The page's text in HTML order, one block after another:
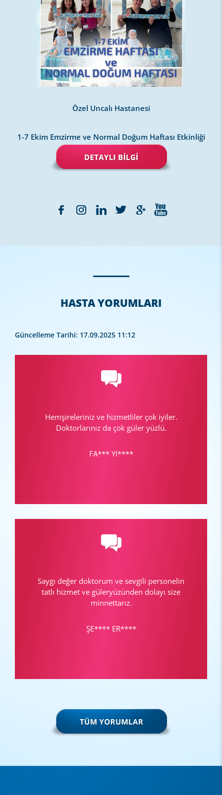
Özel Uncalı Hastanesi
1-7 Ekim Emzirme ve Normal Doğum Haftası Etkinliği
HASTA YORUMLARI
Güncelleme Tarihi: 17.09.2025 11:12
Hemşireleriniz ve hizmetliler çok iyiler.
Doktorlarınız da çok güler yüzlü.
FA*** YI****
Saygı değer doktorum ve sevgili personelin
tatlı hizmet ve güleryüzünden dolayı size
minnettarız.
ŞE**** ER****